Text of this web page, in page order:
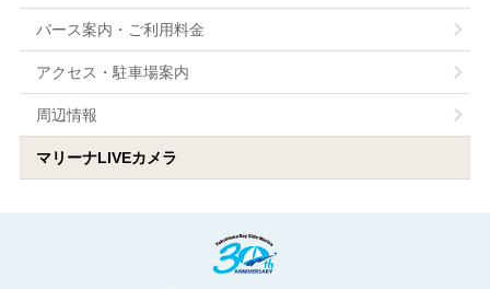
バース案内・ご利用料金
アクセス・駐車場案内
周辺情報
マリーナLIVEカメラ